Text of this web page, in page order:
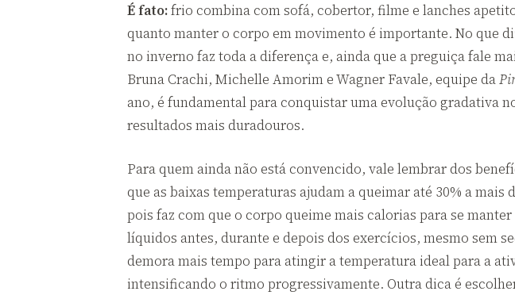
É fato:frio combina com sofá, cobertor, filme e lanches
quanto manter o corpo em movimento é importante. No que
no inverno faz toda a diferença e, ainda que a preguiça fale
Bruna Crachi, Michelle Amorim e Wagner Favale, equipe da
ano, é fundamental para conquistar uma evolução gradativa
resultados mais duradouros.
Para quem ainda não está convencido, vale lembrar dos
que as baixas temperaturas ajudam a queimar até 30% a
pois faz com que o corpo queime mais calorias para se
líquidos antes, durante e depois dos exercícios, mesmo sem
demora mais tempo para atingir a temperatura ideal para a
intensificando o ritmo progressivamente. Outra dica é